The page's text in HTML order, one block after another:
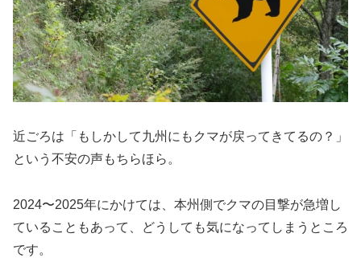
近ごろは「もしかして九州にもクマが戻ってきてるの？」
という不安の声もちらほら。
2024〜2025年にかけては、本州側でクマの目撃が急増し
ていることもあって、どうしても気になってしまうところ
です。